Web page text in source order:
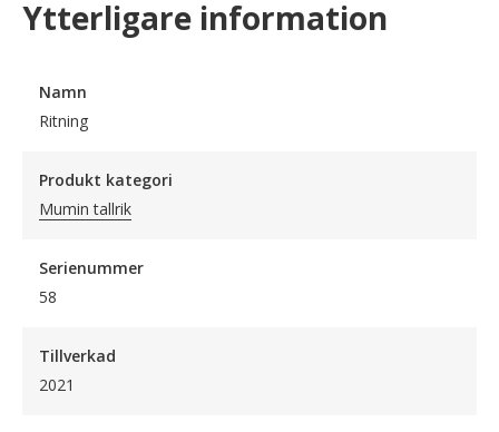
Ytterligare information
Namn
Ritning
Produkt kategori
Mumin tallrik
Serienummer
58
Tillverkad
2021